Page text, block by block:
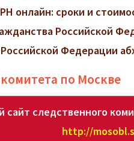
онлайн: сроки и
Российской
Федерации
по Москве
следственного
http://